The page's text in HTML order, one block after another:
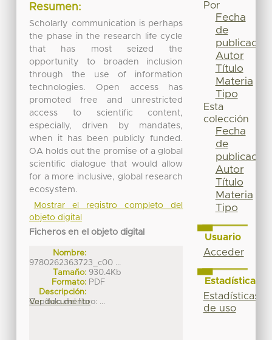
Resumen:
Scholarly communication is perhaps
the phase in the research life cycle
that has most seized the
opportunity to broaden inclusion
through the use of information
technologies. Open access has
promoted free and unrestricted
access to scientific content,
especially, driven by mandates,
when it has been publicly funded.
OA holds out the promise of a global
scientific dialogue that would allow
for a more inclusive, global research
ecosystem.
Mostrar el registro completo del
objeto digital
Ficheros en el objeto digital
Nombre:
9780262363723_c00 ...
Tamaño: 930.4Kb
Formato: PDF
Descripción:
Capítulo del libro: ...
Ver documento
Por
Fecha
de
publicación
Autor
Título
Materia
Tipo
Esta
colección
Fecha
de
publicación
Autor
Título
Materia
Tipo
Usuario
Acceder
Estadísticas
Estadísticas
de uso